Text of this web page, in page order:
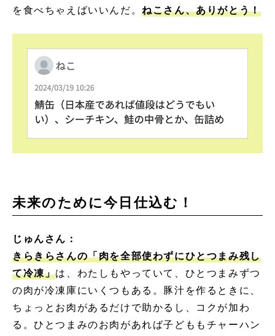
を食べちゃえばいいんだ。ねこさん、ありがとう！
未来のために今日仕込む！
じゅんさん：
きらきらさんの「肉を全部使わずにひとつまみ残し
て冷凍」は、わたしもやっていて、ひとつまみずつ
の肉が冷凍庫にいくつもある。豚汁を作るときに、
ちょっとお肉があるだけで助かるし、コクが加わ
る。ひとつまみのお肉があれば子どももチャーハン